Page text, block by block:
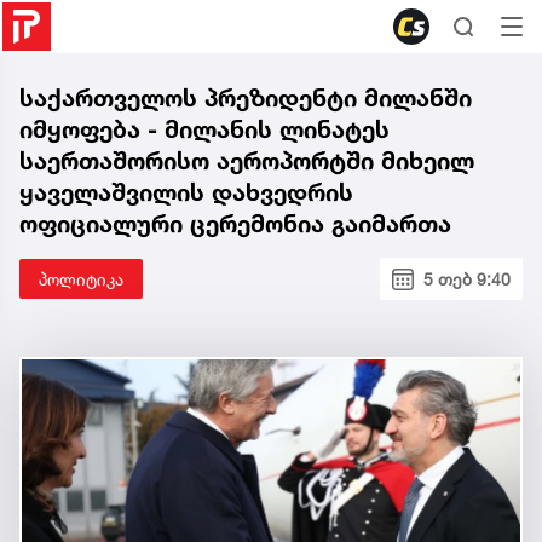
საქართველოს პრეზიდენტი მილანში
იმყოფება - მილანის ლინატეს
საერთაშორისო აეროპორტში მიხეილ
ყაველაშვილის დახვედრის
ოფიციალური ცერემონია გაიმართა
პოლიტიკა 5 თებ 9:40